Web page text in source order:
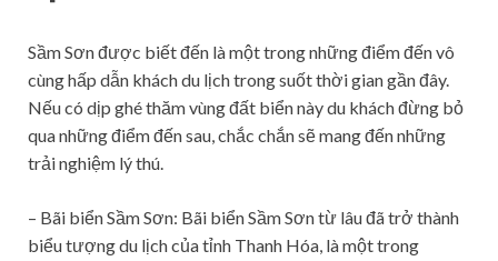
Sầm Sơn được biết đến là một trong những điểm đến vô
cùng hấp dẫn khách du lịch trong suốt thời gian gần đây.
Nếu có dịp ghé thăm vùng đất biển này du khách đừng bỏ
qua những điểm đến sau, chắc chắn sẽ mang đến những
trải nghiệm lý thú.
– Bãi biển Sầm Sơn: Bãi biển Sầm Sơn từ lâu đã trở thành
biểu tượng du lịch của tỉnh Thanh Hóa, là một trong